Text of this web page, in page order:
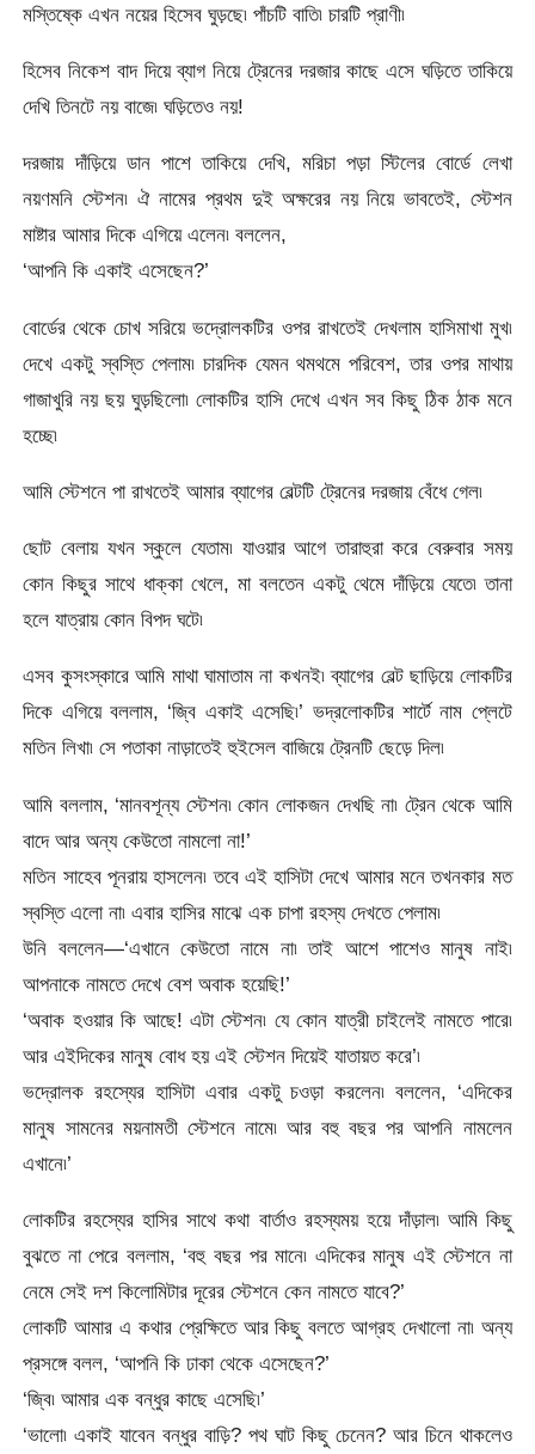
মস্তিষ্কে এখন নয়ের হিসেব ঘুড়ছে৷ পাঁচটি বাতি৷ চারটি প্রাণী৷
হিসেব নিকেশ বাদ দিয়ে ব্যাগ নিয়ে ট্রেনের দরজার কাছে এসে ঘড়িতে তাকিয়ে
দেখি তিনটে নয় বাজে৷ ঘড়িতেও নয়!
দরজায় দাঁড়িয়ে ডান পাশে তাকিয়ে দেখি, মরিচা পড়া স্টিলের বোর্ডে লেখা
নয়ণমনি স্টেশন৷ ঐ নামের প্রথম দুই অক্ষরের নয় নিয়ে ভাবতেই, স্টেশন
মাষ্টার আমার দিকে এগিয়ে এলেন৷ বললেন,
‘আপনি কি একাই এসেছেন?’
বোর্ডের থেকে চোখ সরিয়ে ভদ্রোলকটির ওপর রাখতেই দেখলাম হাসিমাখা মুখ৷
দেখে একটু স্বস্তি পেলাম৷ চারদিক যেমন থমথমে পরিবেশ, তার ওপর মাথায়
গাজাখুরি নয় ছয় ঘুড়ছিলো৷ লোকটির হাসি দেখে এখন সব কিছু ঠিক ঠাক মনে
হচ্ছে৷
আমি স্টেশনে পা রাখতেই আমার ব্যাগের বেল্টটি ট্রেনের দরজায় বেঁধে গেল৷
ছোট বেলায় যখন স্কুলে যেতাম৷ যাওয়ার আগে তারাহুরা করে বেরুবার সময়
কোন কিছুর সাথে ধাক্কা খেলে, মা বলতেন একটু থেমে দাঁড়িয়ে যেতে৷ তানা
হলে যাত্রায় কোন বিপদ ঘটে৷
এসব কুসংস্কারে আমি মাথা ঘামাতাম না কখনই৷ ব্যাগের বেল্ট ছাড়িয়ে লোকটির
দিকে এগিয়ে বললাম, ‘জ্বি একাই এসেছি৷’ ভদ্রলোকটির শার্টে নাম প্লেটে
মতিন লিখা৷ সে পতাকা নাড়াতেই হুইসেল বাজিয়ে ট্রেনটি ছেড়ে দিল৷
আমি বললাম, ‘মানবশূন্য স্টেশন৷ কোন লোকজন দেখছি না৷ ট্রেন থেকে আমি
বাদে আর অন্য কেউতো নামলো না!’
মতিন সাহেব পূনরায় হাসলেন৷ তবে এই হাসিটা দেখে আমার মনে তখনকার মত
স্বস্তি এলো না৷ এবার হাসির মাঝে এক চাপা রহস্য দেখতে পেলাম৷
উনি বললেন—‘এখানে কেউতো নামে না৷ তাই আশে পাশেও মানুষ নাই৷
আপনাকে নামতে দেখে বেশ অবাক হয়েছি!’
‘অবাক হওয়ার কি আছে! এটা স্টেশন৷ যে কোন যাত্রী চাইলেই নামতে পারে৷
আর এইদিকের মানুষ বোধ হয় এই স্টেশন দিয়েই যাতায়ত করে’৷
ভদ্রোলক রহস্যের হাসিটা এবার একটু চওড়া করলেন৷ বললেন, ‘এদিকের
মানুষ সামনের ময়নামতী স্টেশনে নামে৷ আর বহু বছর পর আপনি নামলেন
এখানে৷’
লোকটির রহস্যের হাসির সাথে কথা বার্তাও রহস্যময় হয়ে দাঁড়াল৷ আমি কিছু
বুঝতে না পেরে বললাম, ‘বহু বছর পর মানে৷ এদিকের মানুষ এই স্টেশনে না
নেমে সেই দশ কিলোমিটার দূরের স্টেশনে কেন নামতে যাবে?’
লোকটি আমার এ কথার প্রেক্ষিতে আর কিছু বলতে আগ্রহ দেখালো না৷ অন্য
প্রসঙ্গে বলল, ‘আপনি কি ঢাকা থেকে এসেছেন?’
‘জ্বি৷ আমার এক বন্ধুর কাছে এসেছি৷’
‘ভালো৷ একাই যাবেন বন্ধুর বাড়ি? পথ ঘাট কিছু চেনেন? আর চিনে থাকলেও